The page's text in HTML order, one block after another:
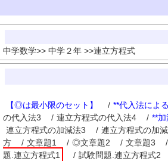
中学数学>> 中学２年 >>連立方程式
【◎は最小限のセット】 / **代入法によ
の代入法3
/ 連立方程式の代入法4 / **
連立方程式の加減法3
/ 連立方程式の加
方
/ 文章題1 / ◎文章題2 / 文章題3 /
題.連立方程式1
/ 試験問題.連立方程式2